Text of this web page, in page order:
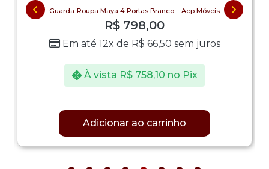
Guarda-Roupa Maya 4 Portas Branco – Acp Móveis
R$ 798,00
Em até 12x de R$ 66,50 sem juros
À vista R$758,10 no Pix
Adicionar ao carrinho